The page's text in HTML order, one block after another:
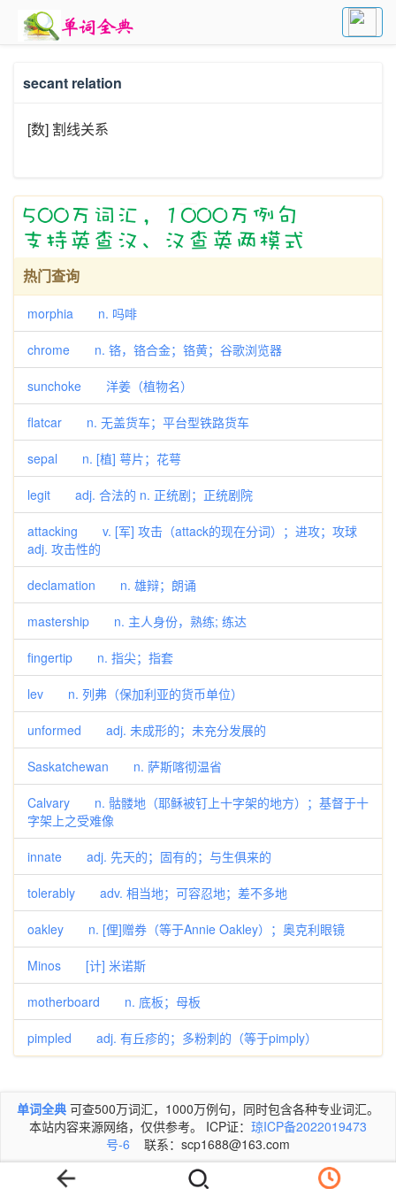
secant relation
[数] 割线关系
热门查询
morphia n. 吗啡
chrome n. 铬，铬合金；铬黄；谷歌浏览器
sunchoke 洋姜（植物名）
flatcar n. 无盖货车；平台型铁路货车
sepal n. [植] 萼片；花萼
legit adj. 合法的 n. 正统剧；正统剧院
attacking v. [军] 攻击（attack的现在分词）；进攻；攻球
adj. 攻击性的
declamation n. 雄辩；朗诵
mastership n. 主人身份，熟练; 练达
fingertip n. 指尖；指套
lev n. 列弗（保加利亚的货币单位）
unformed adj. 未成形的；未充分发展的
Saskatchewan n. 萨斯喀彻温省
Calvary n. 骷髅地（耶稣被钉上十字架的地方）；基督于十
字架上之受难像
innate adj. 先天的；固有的；与生俱来的
tolerably adv. 相当地；可容忍地；差不多地
oakley n. [俚]赠券（等于Annie Oakley）；奥克利眼镜
Minos [计] 米诺斯
motherboard n. 底板；母板
pimpled adj. 有丘疹的；多粉刺的（等于pimply）
单词全典 可查500万词汇，1000万例句，同时包含各种专业词汇。
本站内容来源网络，仅供参考。 ICP证： 琼ICP备2022019473
号-6 联系：scp1688@163.com